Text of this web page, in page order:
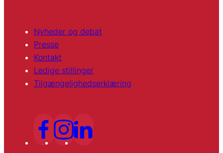
Nyheder og debat
Presse
Kontakt
Ledige stillinger
Tilgængelighedserklæring